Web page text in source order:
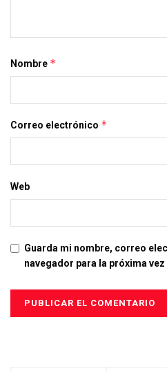
Nombre *
Correo electrónico *
Web
Guarda mi nombre, correo
navegador para la próxima